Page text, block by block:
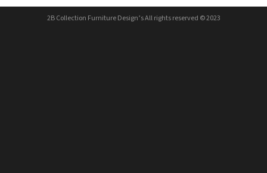
2B Collection Furniture Design’s All rights reserved © 2023